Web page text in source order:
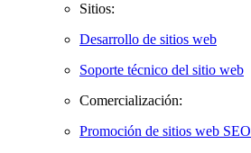
Sitios:
Desarrollo de sitios web
Soporte técnico del sitio web
Comercialización:
Promoción de sitios web SEO